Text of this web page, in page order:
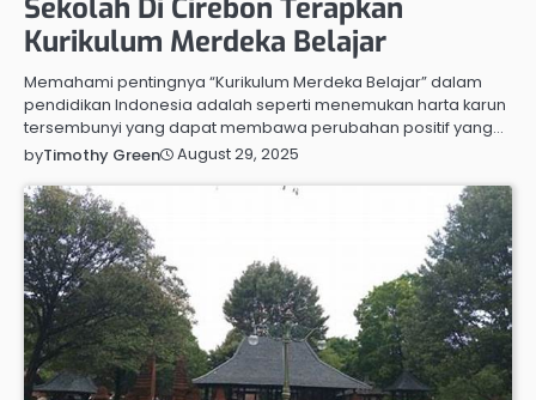
Sekolah Di Cirebon Terapkan
Kurikulum Merdeka Belajar
Memahami pentingnya “Kurikulum Merdeka Belajar” dalam
pendidikan Indonesia adalah seperti menemukan harta karun
tersembunyi yang dapat membawa perubahan positif yang…
byTimothy Green August 29, 2025